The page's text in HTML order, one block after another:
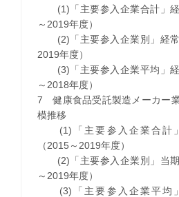
(1)「主要参入企業合計」経
～2019年度）
(2)「主要参入企業別」経常
2019年度）
(3)「主要参入企業平均」経
～2018年度）
7 健康食品受託製造メーカー
模推移
(1)「主要参入企業合計
（2015～2019年度）
(2)「主要参入企業別」当期
～2019年度）
(3)「主要参入企業平均